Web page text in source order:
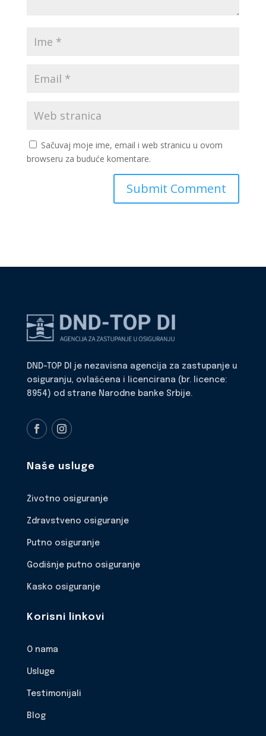
Sačuvaj moje ime, email i web stranicu u ovom
browseru za buduće komentare.
DND-TOP DI je nezavisna agencija za zastupanje u
osiguranju, ovlašćena i licencirana (br. licence:
8954) od strane Narodne banke Srbije.
Naše usluge
Životno osiguranje
Zdravstveno osiguranje
Putno osiguranje
Godišnje putno osiguranje
Kasko osiguranje
Korisni linkovi
O nama
Usluge
Testimonijali
Blog